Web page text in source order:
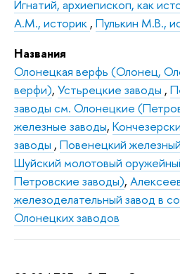
Игнатий, архиепископ, как
А.М., историк , Пулькин М.В.,
Названия
Олонецкая верфь (Олонец,
верфи), Устьрецкие заводы ,
заводы см. Олонецкие
железные заводы,
заводы , Повенецкий
Шуйский молотовый
Петровские заводы),
железоделательный завод в
Олонецких заводов